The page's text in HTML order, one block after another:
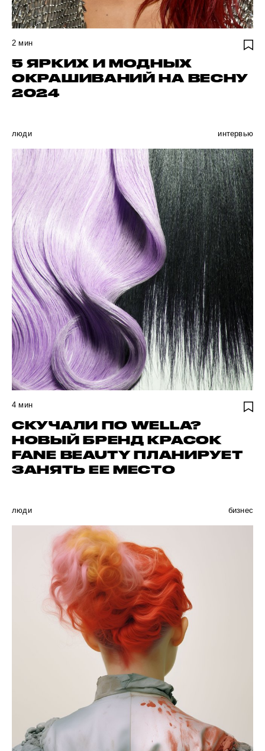
2 мин
5 ЯРКИХ И МОДНЫХ
ОКРАШИВАНИЙ НА ВЕСНУ
2024
люди интервью
4 мин
СКУЧАЛИ ПО WELLA?
НОВЫЙ БРЕНД КРАСОК
FANE BEAUTY ПЛАНИРУЕТ
ЗАНЯТЬ ЕЕ МЕСТО
люди бизнес